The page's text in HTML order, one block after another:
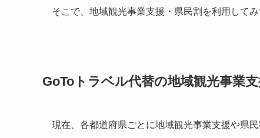
そこで、地域観光事業支援・県民割を利用して
GoToトラベル代替の地域観光事業
現在、各都道府県ごとに地域観光事業支援や県